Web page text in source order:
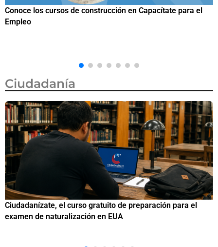
Estados Unidos lanza programa piloto para agilizar citas de
visa de turista en México por 750 dólares
Ciudadanía
Si eres residente ingresa a Ciudadanízate, el curso
de preparación para el examen de naturalización en EUA